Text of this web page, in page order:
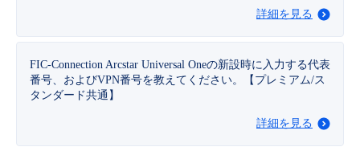
詳細を見る
FIC-Connection Arcstar Universal Oneの新設時に入力する代表
番号、およびVPN番号を教えてください。【プレミアム/ス
タンダード共通】
詳細を見る